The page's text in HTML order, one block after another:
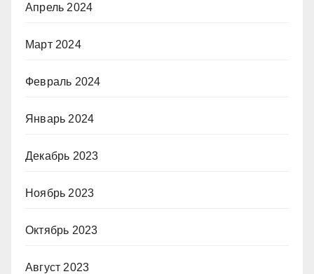
Апрель 2024
Март 2024
Февраль 2024
Январь 2024
Декабрь 2023
Ноябрь 2023
Октябрь 2023
Август 2023